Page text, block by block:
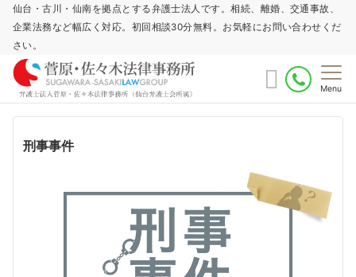
仙台・古川・仙南を拠点とする弁護士法人です。相続、離婚、交通事故、
企業法務など幅広く対応。初回相談30分無料。お気軽にお問い合わせくだ
さい。
Menu
刑事事件